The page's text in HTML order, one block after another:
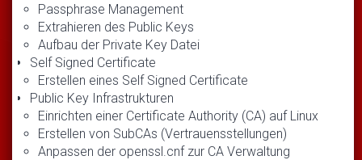
Passphrase Management
Extrahieren des Public Keys
Aufbau der Private Key Datei
Self Signed Certificate
Erstellen eines Self Signed Certificate
Public Key Infrastrukturen
Einrichten einer Certificate Authority (CA) auf Linux
Erstellen von SubCAs (Vertrauensstellungen)
Anpassen der openssl.cnf zur CA Verwaltung